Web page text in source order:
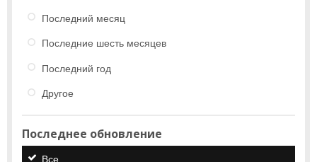
Последний месяц
Последние шесть месяцев
Последний год
Другое
Последнее обновление
Все